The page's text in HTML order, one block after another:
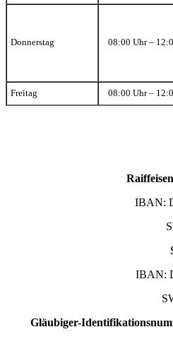
Donnerstag 08:00 Uhr –
Freitag 08:00 Uhr –
IBAN:
IBAN:
Gläubiger-